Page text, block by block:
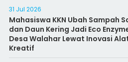
31 Jul 2026
Mahasiswa KKN Ubah Sampah
dan Daun Kering Jadi Eco
Desa Walahar Lewat Inovasi
Kreatif